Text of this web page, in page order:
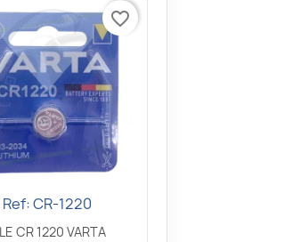
Aperçu rapide
Ref: CR-1220
CR 1220 VARTA
favorite_border